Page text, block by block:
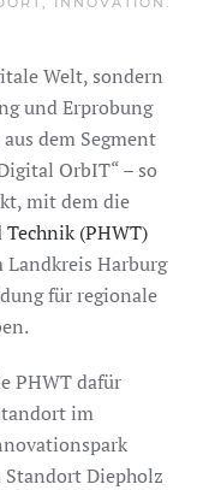
Welt, sondern
und Erprobung
dem Segment
OrbIT“ – so
mit dem die
(PHWT)
Harburg
für regionale
PHWT dafür
im
Diepholz